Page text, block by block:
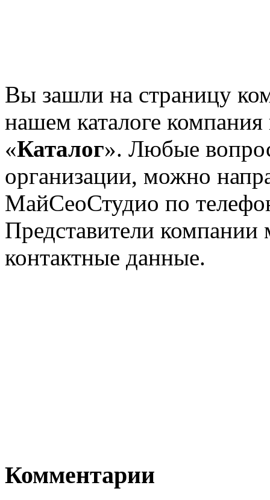
Вы зашли на страницу
нашем каталоге компания
«Каталог». Любые
организации, можно
МайСеоСтудио по
Представители
контактные данные.
Комментарии